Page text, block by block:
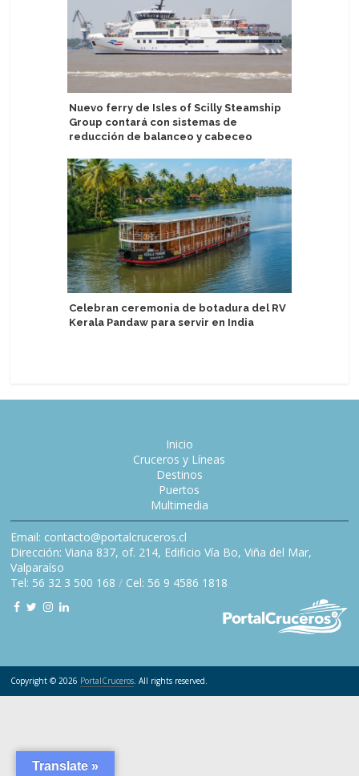
Nuevo ferry de Isles of Scilly Steamship
Group contará con sistemas de
reducción de balanceo y cabeceo
Celebran ceremonia de botadura del RV
Kerala Pandaw para servir en India
Inicio
Cruceros y Líneas
Destinos
Puertos
Multimedia
Email: contacto@portalcruceros.cl
Dirección: Viana 837, of. 214, Edificio Vía Bo, Viña del Mar,
Valparaíso
Tel: 56 32 3 500 168 / Cel: 56 9 4586 1818
Copyright © 2026 PortalCruceros. All rights reserved.
Translate »